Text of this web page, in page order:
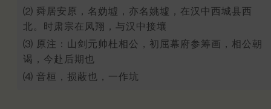
⑵ 舜居安原，名妫墟，亦名姚墟，在汉中西城县西
北。时肃宗在凤翔，与汉中接壤
⑶ 原注：山剑元帅杜相公，初屈幕府参筹画，相公朝
谒，今赴后期也
⑷ 音桓，损蔽也，一作坑